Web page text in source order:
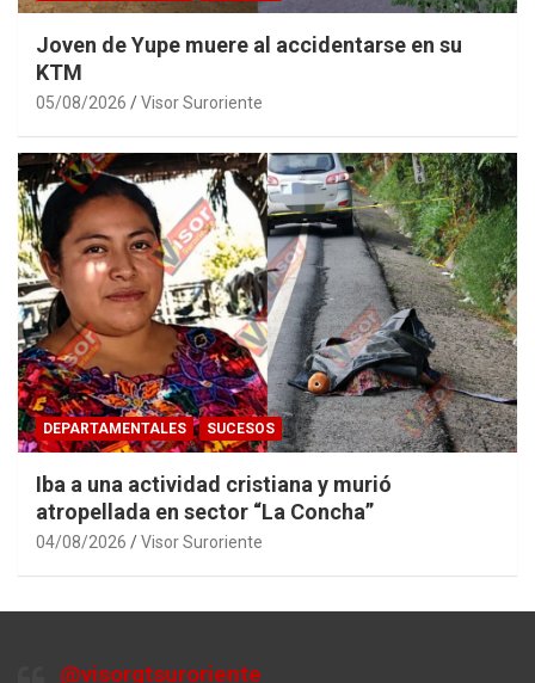
Joven de Yupe muere al accidentarse en su
KTM
05/08/2026 Visor Suroriente
DEPARTAMENTALES SUCESOS
Iba a una actividad cristiana y murió
atropellada en sector “La Concha”
04/08/2026 Visor Suroriente
@visorgtsuroriente